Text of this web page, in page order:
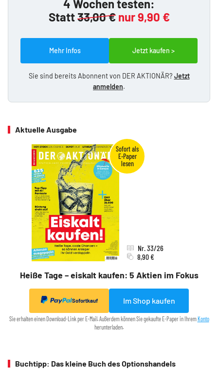
4 Wochen testen:
Statt33,00 € nur 9,90 €
Mehr Infos Jetzt kaufen >
Sie sind bereits Abonnent von DER AKTIONÄR? Jetzt
anmelden.
Aktuelle Ausgabe
Heiße Tage – eiskalt kaufen: 5 Aktien im Fokus
Nr. 33/26
8,90 €
Sofortkauf Im Shop kaufen
Sie erhalten einen Download-Link per E-Mail. Außerdem können Sie gekaufte E-Paper in Ihrem Konto
herunterladen.
Buchtipp: Das kleine Buch des Optionshandels